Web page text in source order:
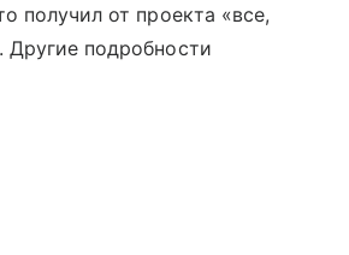
получил от проекта «все,
подробности